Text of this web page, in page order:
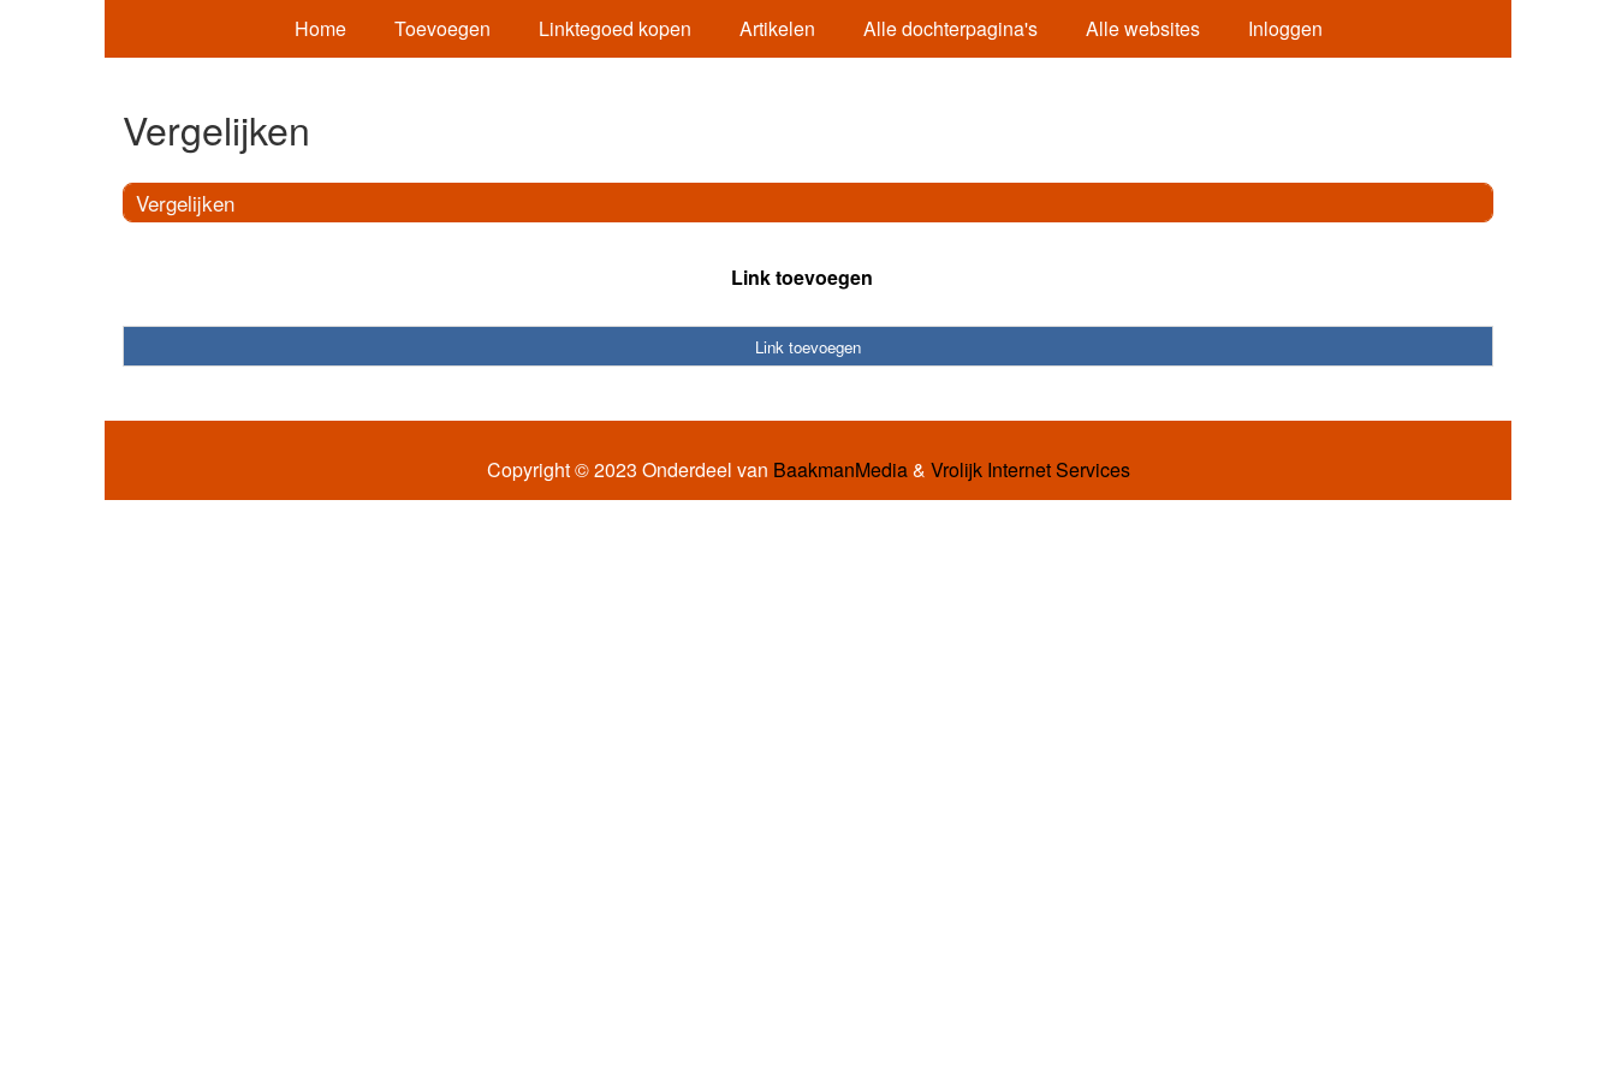
Home Toevoegen Linktegoed kopen Artikelen Alle dochterpagina's Alle websites Inloggen
Vergelijken
Vergelijken
Link toevoegen
Link toevoegen
Copyright © 2023 Onderdeel van BaakmanMedia& Vrolijk Internet Services